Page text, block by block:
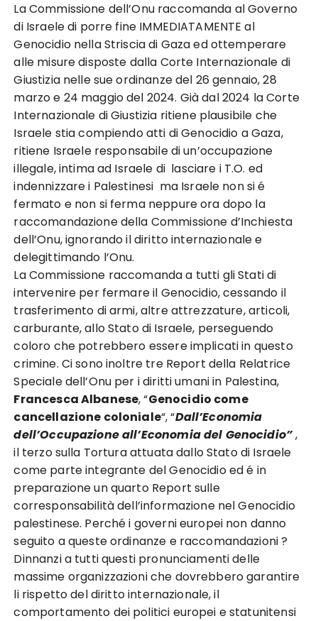
La Commissione dell’Onu raccomanda al Governo
di Israele di porre fine IMMEDIATAMENTE al
Genocidio nella Striscia di Gaza ed ottemperare
alle misure disposte dalla Corte Internazionale di
Giustizia nelle sue ordinanze del 26 gennaio, 28
marzo e 24 maggio del 2024. Già dal 2024 la Corte
Internazionale di Giustizia ritiene plausibile che
Israele stia compiendo atti di Genocidio a Gaza,
ritiene Israele responsabile di un’occupazione
illegale, intima ad Israele di lasciare i T.O. ed
indennizzare i Palestinesi ma Israele non si é
fermato e non si ferma neppure ora dopo la
raccomandazione della Commissione d’Inchiesta
dell’Onu, ignorando il diritto internazionale e
delegittimando l’Onu.
La Commissione raccomanda a tutti gli Stati di
intervenire per fermare il Genocidio, cessando il
trasferimento di armi, altre attrezzature, articoli,
carburante, allo Stato di Israele, perseguendo
coloro che potrebbero essere implicati in questo
crimine. Ci sono inoltre tre Report della Relatrice
Speciale dell’Onu per i diritti umani in Palestina,
Francesca Albanese, “Genocidio come
cancellazione coloniale“, “Dall’Economia
dell’Occupazione all’Economia del Genocidio”,
il terzo sulla Tortura attuata dallo Stato di Israele
come parte integrante del Genocidio ed é in
preparazione un quarto Report sulle
corresponsabilità dell’informazione nel Genocidio
palestinese. Perché i governi europei non danno
seguito a queste ordinanze e raccomandazioni ?
Dinnanzi a tutti questi pronunciamenti delle
massime organizzazioni che dovrebbero garantire
li rispetto del diritto internazionale, il
comportamento dei politici europei e statunitensi